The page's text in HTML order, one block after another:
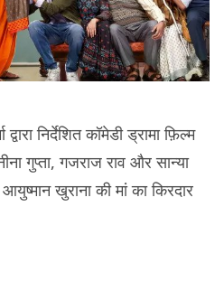
निर्देशित कॉमेडी ड्रामा फ़िल्म
गुप्ता, गजराज राव और सान्या
खुराना की मां का किरदार